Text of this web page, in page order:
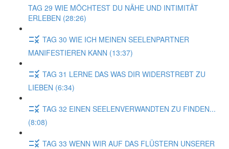
TAG 29 WIE MÖCHTEST DU NÄHE UND INTIMITÄT
ERLEBEN (28:26)
TAG 30 WIE ICH MEINEN SEELENPARTNER
MANIFESTIEREN KANN (13:37)
TAG 31 LERNE DAS WAS DIR WIDERSTREBT ZU
LIEBEN (6:34)
TAG 32 EINEN SEELENVERWANDTEN ZU FINDEN...
(8:08)
TAG 33 WENN WIR AUF DAS FLÜSTERN UNSERER